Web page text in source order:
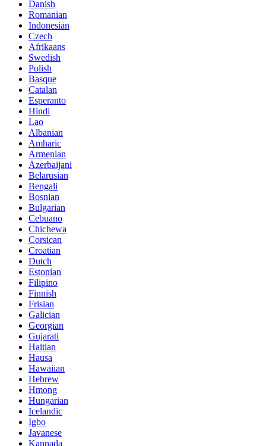
Danish
Romanian
Indonesian
Czech
Afrikaans
Swedish
Polish
Basque
Catalan
Esperanto
Hindi
Lao
Albanian
Amharic
Armenian
Azerbaijani
Belarusian
Bengali
Bosnian
Bulgarian
Cebuano
Chichewa
Corsican
Croatian
Dutch
Estonian
Filipino
Finnish
Frisian
Galician
Georgian
Gujarati
Haitian
Hausa
Hawaiian
Hebrew
Hmong
Hungarian
Icelandic
Igbo
Javanese
Kannada